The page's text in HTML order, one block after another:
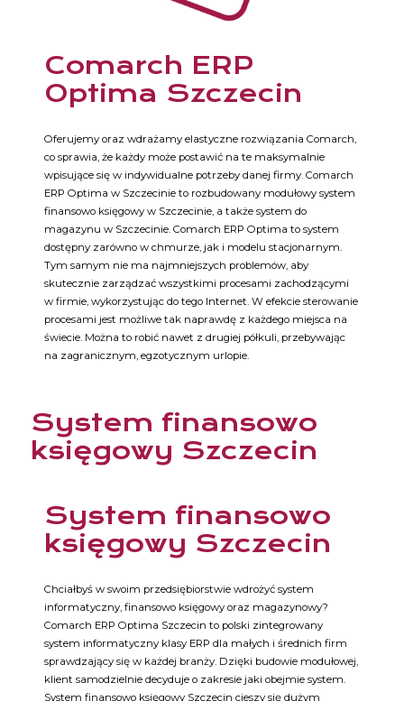
Comarch ERP
Optima Szczecin
Oferujemy oraz wdrażamy elastyczne rozwiązania Comarch,
co sprawia, że każdy może postawić na te maksymalnie
wpisujące się w indywidualne potrzeby danej firmy. Comarch
ERP Optima w Szczecinie to rozbudowany modułowy system
finansowo księgowy w Szczecinie, a także system do
magazynu w Szczecinie. Comarch ERP Optima to system
dostępny zarówno w chmurze, jak i modelu stacjonarnym.
Tym samym nie ma najmniejszych problemów, aby
skutecznie zarządzać wszystkimi procesami zachodzącymi
w firmie, wykorzystując do tego Internet. W efekcie sterowanie
procesami jest możliwe tak naprawdę z każdego miejsca na
świecie. Można to robić nawet z drugiej półkuli, przebywając
na zagranicznym, egzotycznym urlopie.
System finansowo
księgowy Szczecin
System finansowo
księgowy Szczecin
Chciałbyś w swoim przedsiębiorstwie wdrożyć system
informatyczny, finansowo księgowy oraz magazynowy?
Comarch ERP Optima Szczecin to polski zintegrowany
system informatyczny klasy ERP dla małych i średnich firm
sprawdzający się w każdej branży. Dzięki budowie modułowej,
klient samodzielnie decyduje o zakresie jaki obejmie system.
System finansowo księgowy Szczecin cieszy się dużym